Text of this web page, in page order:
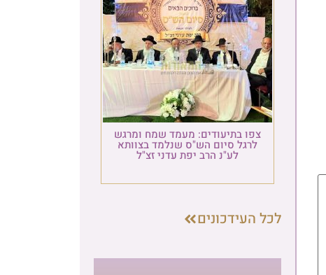
צפו בתיעודים: מעמד שמח ומרגש
לרגל סיום הש"ס שנלמד בצוותא
לע"נ הרב יפת עדני זצ"ל
לכל העידכונים